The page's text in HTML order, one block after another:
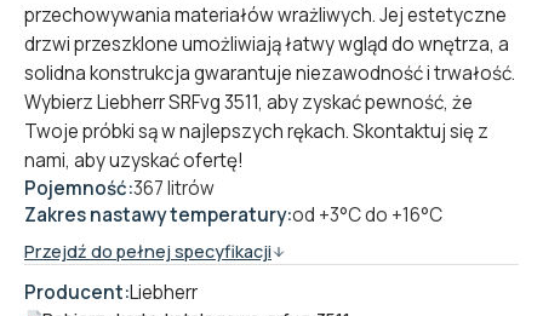
przechowywania materiałów wrażliwych. Jej estetyczne
drzwi przeszklone umożliwiają łatwy wgląd do wnętrza, a
solidna konstrukcja gwarantuje niezawodność i trwałość.
Wybierz Liebherr SRFvg 3511, aby zyskać pewność, że
Twoje próbki są w najlepszych rękach. Skontaktuj się z
nami, aby uzyskać ofertę!
Pojemność:367 litrów
Zakres nastawy temperatury:od +3°C do +16°C
Przejdź do pełnej specyfikacji
Producent:Liebherr